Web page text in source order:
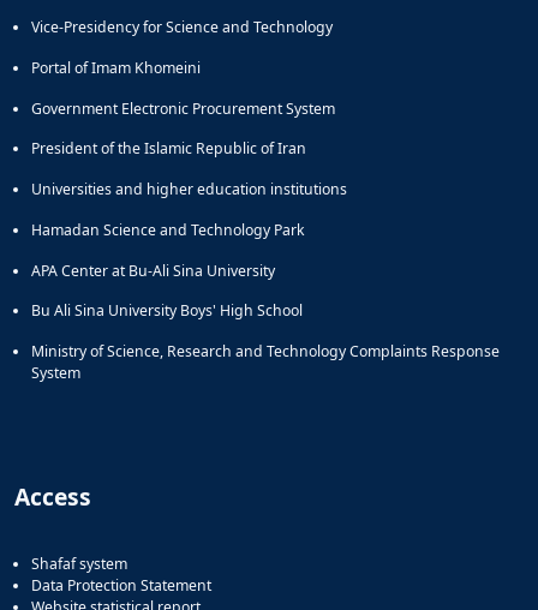
Vice-Presidency for Science and Technology
Portal of Imam Khomeini
Government Electronic Procurement System
President of the Islamic Republic of Iran
Universities and higher education institutions
Hamadan Science and Technology Park
APA Center at Bu-Ali Sina University
Bu Ali Sina University Boys' High School
Ministry of Science, Research and Technology Complaints Response
System
Access
Shafaf system
Data Protection Statement